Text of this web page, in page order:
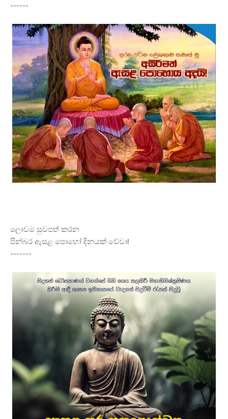
------
ලොවම සුවපත් කරන
පින්බර ඇසළ පොහෝ දිනයක් වේවා!
-------